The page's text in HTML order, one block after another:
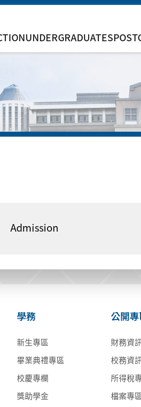
UNDERGRADUATES
Admission
學務
新生專區
畢業典禮專區
校慶專欄
獎助學金
公開
財務資
校務資
所得稅
檔案專